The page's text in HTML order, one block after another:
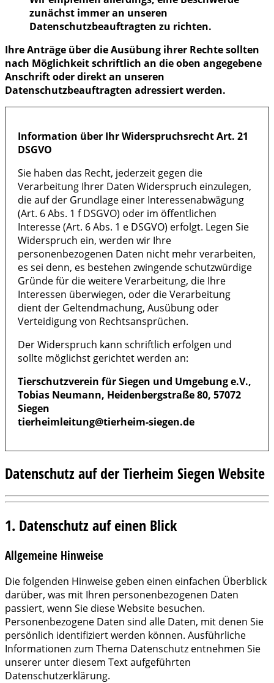
zunächst immer an unseren
Datenschutzbeauftragten zu richten.
Ihre Anträge über die Ausübung ihrer Rechte sollten
nach Möglichkeit schriftlich an die oben angegebene
Anschrift oder direkt an unseren
Datenschutzbeauftragten adressiert werden.
Information über Ihr Widerspruchsrecht Art. 21
DSGVO
Sie haben das Recht, jederzeit gegen die
Verarbeitung Ihrer Daten Widerspruch einzulegen,
die auf der Grundlage einer Interessenabwägung
(Art. 6 Abs. 1 f DSGVO) oder im öffentlichen
Interesse (Art. 6 Abs. 1 e DSGVO) erfolgt. Legen Sie
Widerspruch ein, werden wir Ihre
personenbezogenen Daten nicht mehr verarbeiten,
es sei denn, es bestehen zwingende schutzwürdige
Gründe für die weitere Verarbeitung, die Ihre
Interessen überwiegen, oder die Verarbeitung
dient der Geltendmachung, Ausübung oder
Verteidigung von Rechtsansprüchen.
Der Widerspruch kann schriftlich erfolgen und
sollte möglichst gerichtet werden an:
Tierschutzverein für Siegen und Umgebung e.V.,
Tobias Neumann, Heidenbergstraße 80, 57072
Siegen
tierheimleitung@tierheim-siegen.de
Datenschutz auf der Tierheim Siegen Website
1. Datenschutz auf einen Blick
Allgemeine Hinweise
Die folgenden Hinweise geben einen einfachen Überblick
darüber, was mit Ihren personenbezogenen Daten
passiert, wenn Sie diese Website besuchen.
Personenbezogene Daten sind alle Daten, mit denen Sie
persönlich identifiziert werden können. Ausführliche
Informationen zum Thema Datenschutz entnehmen Sie
unserer unter diesem Text aufgeführten
Datenschutzerklärung.